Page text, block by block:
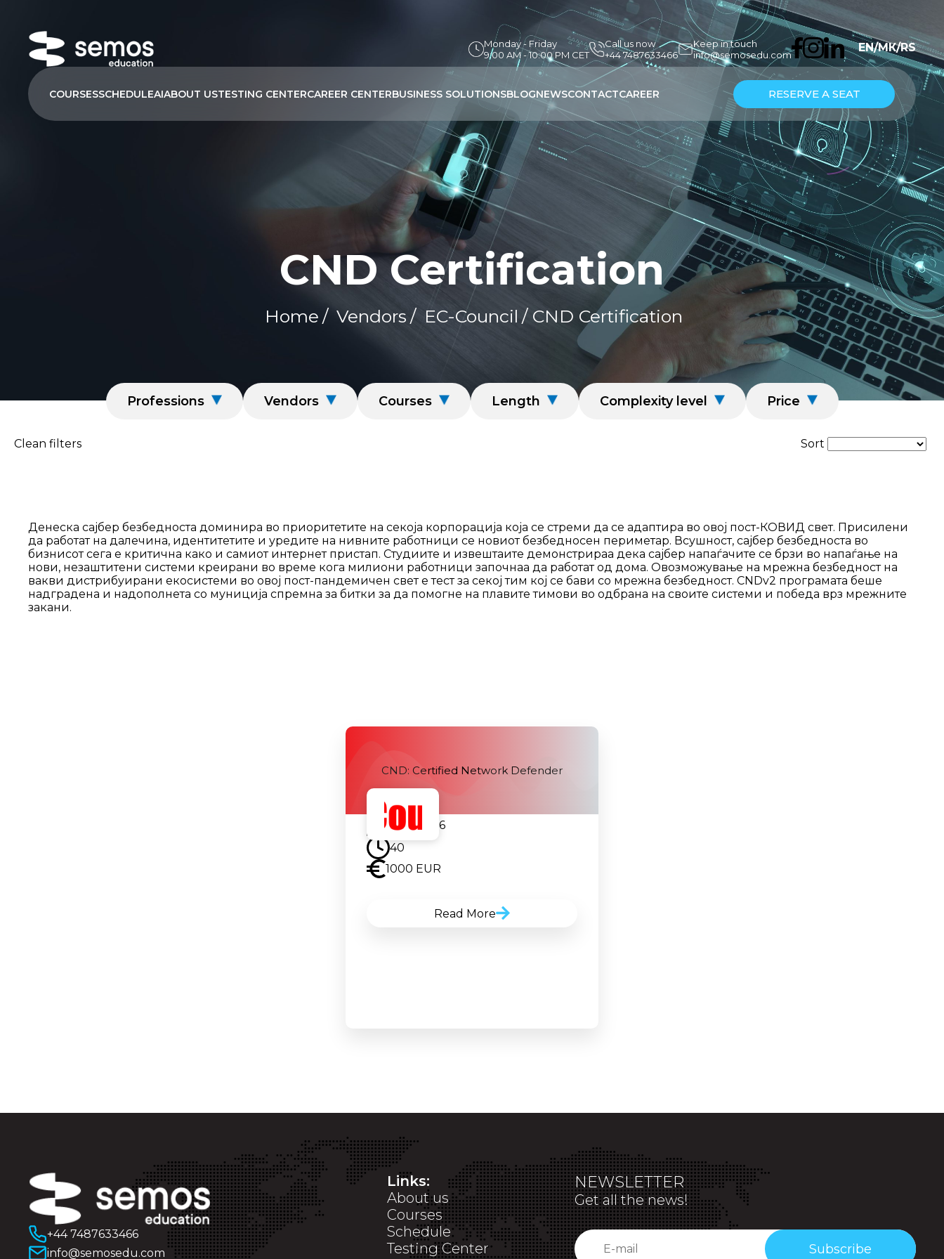
Monday - Friday
9:00 AM - 10:00 PM CET
Call us now
+44 7487633466
Keep in touch
info@semosedu.com
EN/МК/RS
COURSESSCHEDULEAIABOUT USTESTING CENTERCAREER CENTERBUSINESS SOLUTIONSBLOGNEWSCONTACTCAREER RESERVE A SEAT
CND Certification
Home / Vendors / EC-Council / CND Certification
Professions Vendors Courses Length Complexity level Price
Clean filters Sort
Денеска сајбер безбедноста доминира во приоритетите на секоја корпорација која се стреми да се адаптира во овој пост-КОВИД свет. Присилени
да работат на далечина, идентитетите и уредите на нивните работници се новиот безбедносен периметар. Всушност, сајбер безбедноста во
бизнисот сега е критична како и самиот интернет пристап. Студиите и извештаите демонстрираа дека сајбер напаѓачите се брзи во напаѓање на
нови, незаштитени системи креирани во време кога милиони работници започнаа да работат од дома. Овозможување на мрежна безбедност на
вакви дистрибуирани екосистеми во овој пост-пандемичен свет е тест за секој тим кој се бави со мрежна безбедност. CNDv2 програмата беше
надградена и надополнета со муниција спремна за битки за да помогне на плавите тимови во одбрана на своите системи и победа врз мрежните
закани.
CND: Certified Network Defender
14.09.2026
40
1000 EUR
Read More
+44 7487633466
info@semosedu.com
Links:
About us
Courses
Schedule
Testing Center
NEWSLETTER
Get all the news!
Subscribe